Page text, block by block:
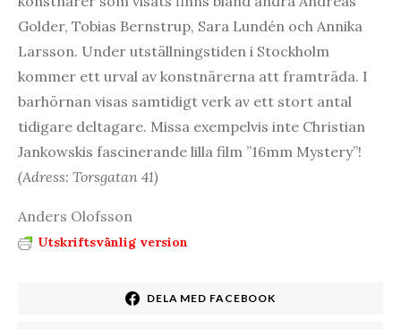
Golder, Tobias Bernstrup, Sara Lundén och Annika
Larsson. Under utställningstiden i Stockholm
kommer ett urval av konstnärerna att framträda. I
barhörnan visas samtidigt verk av ett stort antal
tidigare deltagare. Missa exempelvis inte Christian
Jankowskis fascinerande lilla film ”16mm Mystery”!
(Adress: Torsgatan 41)
Anders Olofsson
Utskriftsvänlig version
DELA MED FACEBOOK